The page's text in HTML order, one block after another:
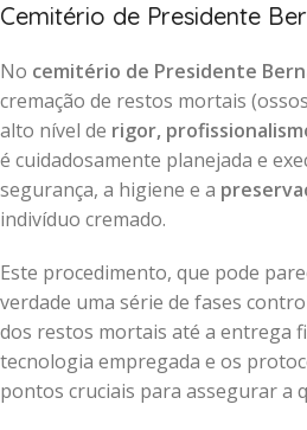
Cemitério de Presidente
No cemitério de Presidente
cremação de restos mortais
alto nível de rigor,
é cuidadosamente planejada e
segurança, a higiene e a
indivíduo cremado.
Este procedimento, que pode
verdade uma série de fases
dos restos mortais até a entrega
tecnologia empregada e os
pontos cruciais para assegurar a